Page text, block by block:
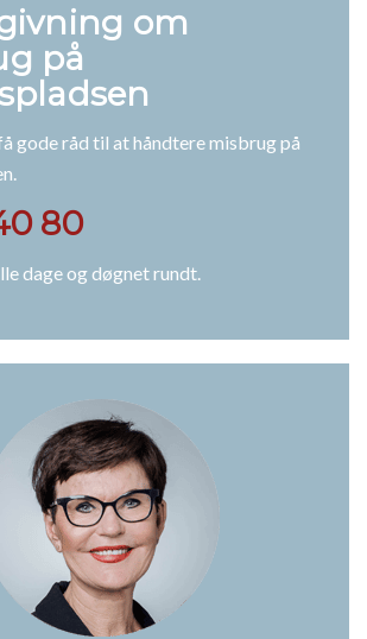
om
på
gode råd til at håndtere misbrug på
80
dage og døgnet rundt.